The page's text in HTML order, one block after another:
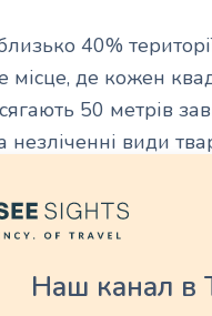
40%
місце, де кожен
50 метрів
незліченні види
близько 400 видів
видів рослин.
ставлення до
Наш канал в